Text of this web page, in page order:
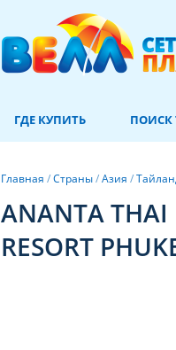
ГДЕ КУПИТЬ ПОИСК
Главная /Страны/Азия /
ANANTA THAI
RESORT